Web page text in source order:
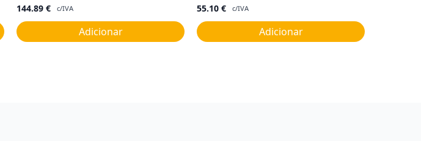
144.89 € c/IVA
Adicionar
55.10 € c/IVA
Adicionar